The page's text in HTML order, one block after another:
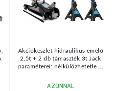
Akciókészlet hidraulikus emelő
2,5t + 2 db támaszték 3t Jack
paraméterei: nélkülözhetetle ...
AZONNAL